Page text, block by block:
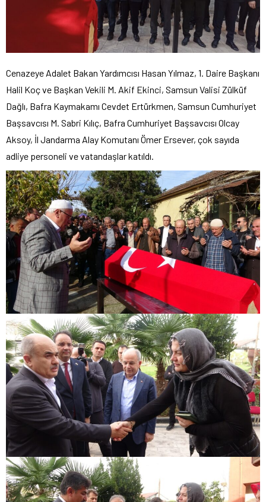
Cenazeye Adalet Bakan Yardımcısı Hasan Yılmaz, 1. Daire Başkanı
Halil Koç ve Başkan Vekili M. Akif Ekinci, Samsun Valisi Zülküf
Dağlı, Bafra Kaymakamı Cevdet Ertürkmen, Samsun Cumhuriyet
Başsavcısı M. Sabri Kılıç, Bafra Cumhuriyet Başsavcısı Olcay
Aksoy, İl Jandarma Alay Komutanı Ömer Ersever, çok sayıda
adliye personeli ve vatandaşlar katıldı.